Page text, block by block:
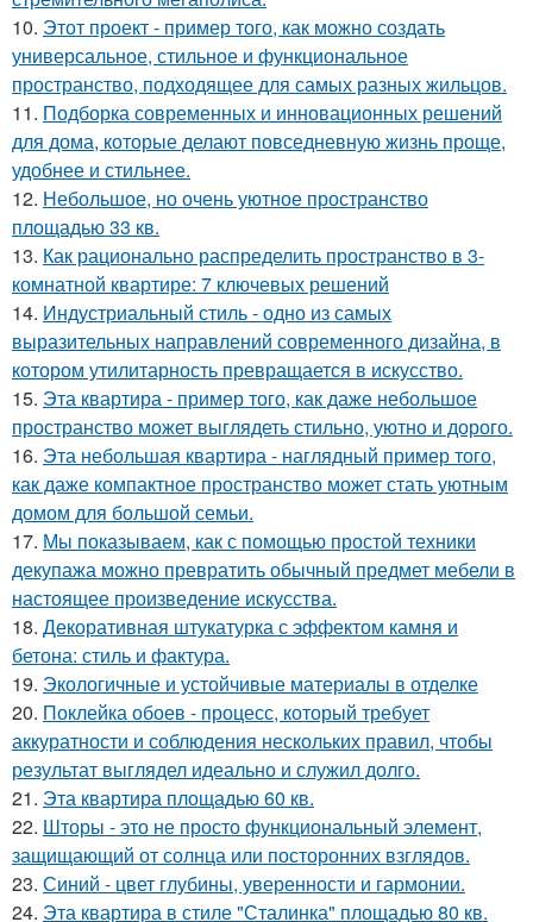
10. Этот проект - пример того, как можно создать
универсальное, стильное и функциональное
пространство, подходящее для самых разных жильцов.
11. Подборка современных и инновационных решений
для дома, которые делают повседневную жизнь проще,
удобнее и стильнее.
12. Небольшое, но очень уютное пространство
площадью 33 кв.
13. Как рационально распределить пространство в 3-
комнатной квартире: 7 ключевых решений
14. Индустриальный стиль - одно из самых
выразительных направлений современного дизайна, в
котором утилитарность превращается в искусство.
15. Эта квартира - пример того, как даже небольшое
пространство может выглядеть стильно, уютно и дорого.
16. Эта небольшая квартира - наглядный пример того,
как даже компактное пространство может стать уютным
домом для большой семьи.
17. Мы показываем, как с помощью простой техники
декупажа можно превратить обычный предмет мебели в
настоящее произведение искусства.
18. Декоративная штукатурка с эффектом камня и
бетона: стиль и фактура.
19. Экологичные и устойчивые материалы в отделке
20. Поклейка обоев - процесс, который требует
аккуратности и соблюдения нескольких правил, чтобы
результат выглядел идеально и служил долго.
21. Эта квартира площадью 60 кв.
22. Шторы - это не просто функциональный элемент,
защищающий от солнца или посторонних взглядов.
23. Синий - цвет глубины, уверенности и гармонии.
24. Эта квартира в стиле "Сталинка" площадью 80 кв.